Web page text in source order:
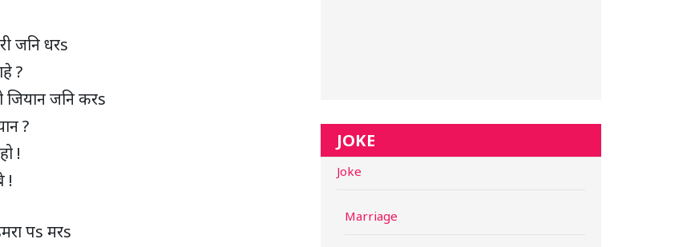
जनि धरs
?
जियान जनि करs
?
!
!
पs मरs
JOKE
Joke
Marriage